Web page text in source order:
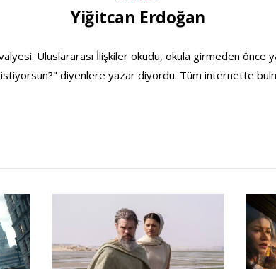
Yiğitcan Erdoğan
Uluslararası İlişkiler okudu, okula girmeden önce
diyenlere yazar diyordu. Tüm internette